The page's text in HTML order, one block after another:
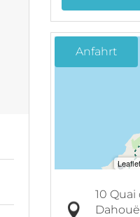
Anfahrt
10 Quai